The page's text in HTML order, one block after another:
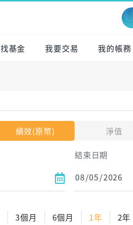
找基金 我要交易 我的帳務
績效(原幣)
淨值
結束日期
3個月 6個月 1年 2年